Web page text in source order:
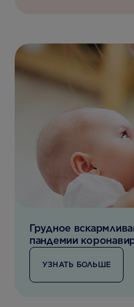
Грудное
пандемии
УЗНАТЬ БОЛЬШЕ